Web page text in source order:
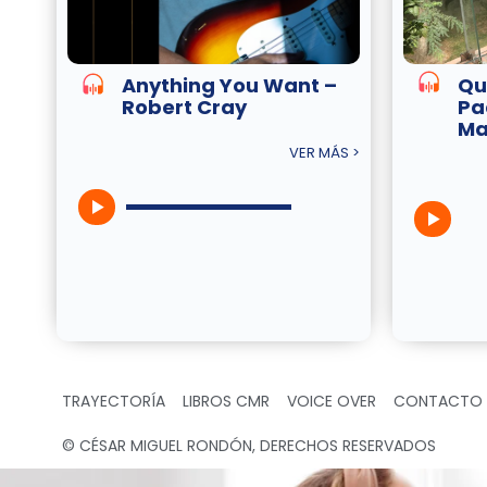
Anything You Want –
Robert Cray
VER MÁS >
TRAYECTORÍA LIBROS CMR VOICE OVER CONTACTO
© CÉSAR MIGUEL RONDÓN, DERECHOS RESERVADOS